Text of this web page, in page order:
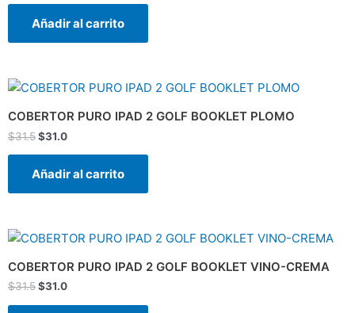
Añadir al carrito
COBERTOR PURO IPAD 2 GOLF BOOKLET PLOMO
$31.5
El
original
era:
$31.5.
$31.0
El
actual
es:
$31.0.
Añadir al carrito
COBERTOR PURO IPAD 2 GOLF BOOKLET VINO-CREMA
$31.5
El
original
era:
$31.5.
$31.0
El
actual
es:
$31.0.